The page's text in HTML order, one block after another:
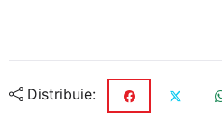
Distribuie: